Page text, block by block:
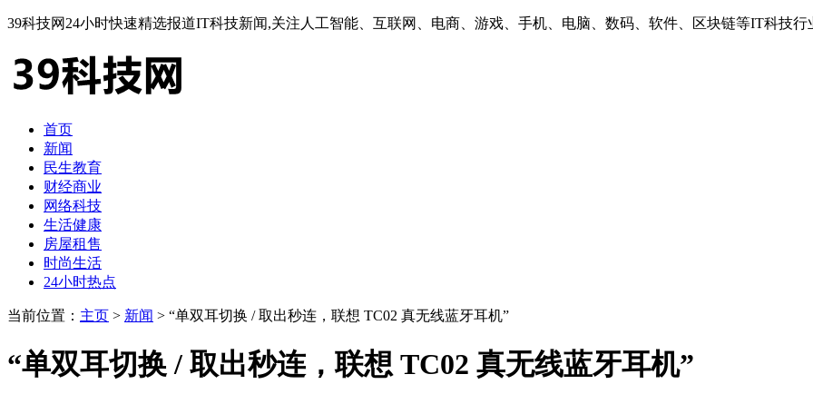
39科技网24小时快速精选报道IT科技新闻,关注人工智能、互联网、电商、游戏、手机、电脑、数码、软件、区块链等IT科技行
首页
新闻
民生教育
财经商业
网络科技
生活健康
房屋租售
时尚生活
24小时热点
当前位置： 主页 > 新闻 > “单双耳切换 / 取出秒连，联想 TC02 真无线蓝牙耳机”
“单双耳切换 / 取出秒连，联想 TC02 真无线蓝牙耳机”